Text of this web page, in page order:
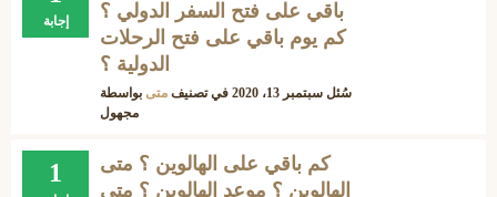
إجابة
باقي على فتح السفر الدولي ؟
كم يوم باقي على فتح الرحلات
الدولية ؟
سُئل سبتمبر 13، 2020 في تصنيف متى بواسطة
مجهول
1
كم باقي على الهالوين ؟ متى
الهالوين ؟ موعد الهالوين ؟ متى